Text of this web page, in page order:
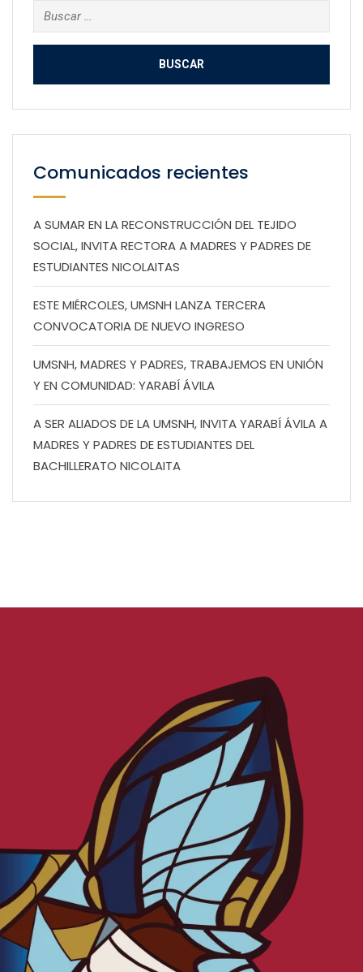
Buscar:
Comunicados recientes
A SUMAR EN LA RECONSTRUCCIÓN DEL TEJIDO
SOCIAL, INVITA RECTORA A MADRES Y PADRES DE
ESTUDIANTES NICOLAITAS
ESTE MIÉRCOLES, UMSNH LANZA TERCERA
CONVOCATORIA DE NUEVO INGRESO
UMSNH, MADRES Y PADRES, TRABAJEMOS EN UNIÓN
Y EN COMUNIDAD: YARABÍ ÁVILA
A SER ALIADOS DE LA UMSNH, INVITA YARABÍ ÁVILA A
MADRES Y PADRES DE ESTUDIANTES DEL
BACHILLERATO NICOLAITA